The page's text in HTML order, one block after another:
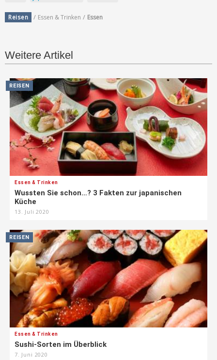
Reisen / Essen & Trinken / Essen
Weitere Artikel
REISEN
Essen & Trinken
Wussten Sie schon…? 3 Fakten zur japanischen
Küche
13. Juli 2020
REISEN
Essen & Trinken
Sushi-Sorten im Überblick
7. Juni 2020